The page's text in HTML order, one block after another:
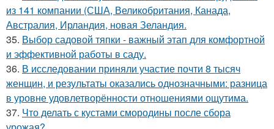
из 141 компании (США, Великобритания, Канада,
Австралия, Ирландия, новая Зеландия.
35. Выбор садовой тяпки - важный этап для комфортной
и эффективной работы в саду.
36. В исследовании приняли участие почти 8 тысяч
женщин, и результаты оказались однозначными: разница
в уровне удовлетворённости отношениями ощутима.
37. Что делать с кустами смородины после сбора